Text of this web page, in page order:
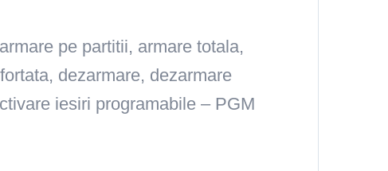
pe partitii, armare totala,
dezarmare, dezarmare
iesiri programabile – PGM